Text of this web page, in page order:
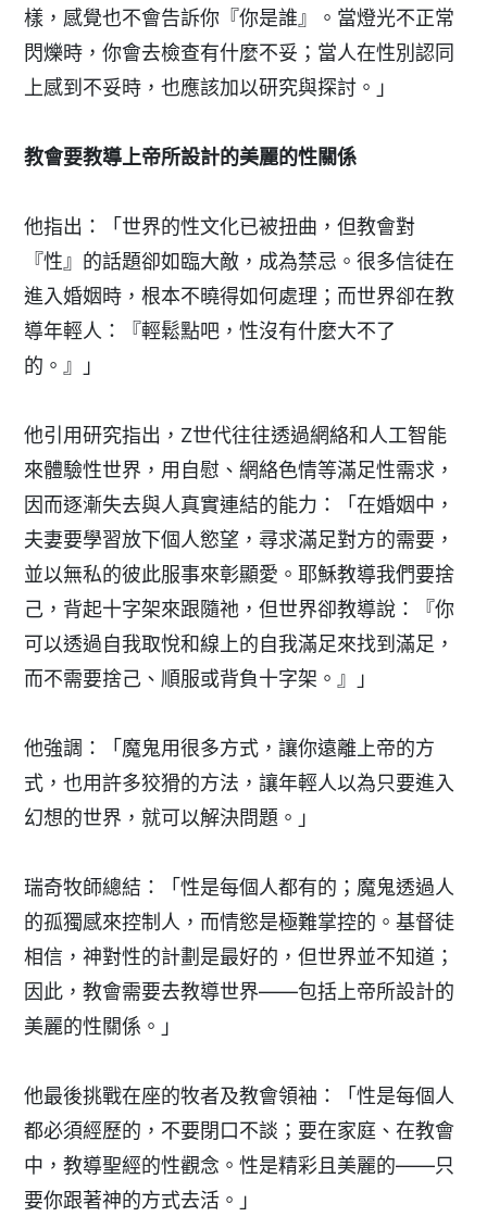
樣，感覺也不會告訴你『你是誰』。當燈光不正常
閃爍時，你會去檢查有什麼不妥；當人在性別認同
上感到不妥時，也應該加以研究與探討。」
教會要教導上帝所設計的美麗的性關係
他指出：「世界的性文化已被扭曲，但教會對
『性』的話題卻如臨大敵，成為禁忌。很多信徒在
進入婚姻時，根本不曉得如何處理；而世界卻在教
導年輕人：『輕鬆點吧，性沒有什麼大不了
的。』」
他引用研究指出，Z世代往往透過網絡和人工智能
來體驗性世界，用自慰、網絡色情等滿足性需求，
因而逐漸失去與人真實連結的能力：「在婚姻中，
夫妻要學習放下個人慾望，尋求滿足對方的需要，
並以無私的彼此服事來彰顯愛。耶穌教導我們要捨
己，背起十字架來跟隨祂，但世界卻教導說：『你
可以透過自我取悅和線上的自我滿足來找到滿足，
而不需要捨己、順服或背負十字架。』」
他強調：「魔鬼用很多方式，讓你遠離上帝的方
式，也用許多狡猾的方法，讓年輕人以為只要進入
幻想的世界，就可以解決問題。」
瑞奇牧師總結：「性是每個人都有的；魔鬼透過人
的孤獨感來控制人，而情慾是極難掌控的。基督徒
相信，神對性的計劃是最好的，但世界並不知道；
因此，教會需要去教導世界——包括上帝所設計的
美麗的性關係。」
他最後挑戰在座的牧者及教會領袖：「性是每個人
都必須經歷的，不要閉口不談；要在家庭、在教會
中，教導聖經的性觀念。性是精彩且美麗的——只
要你跟著神的方式去活。」